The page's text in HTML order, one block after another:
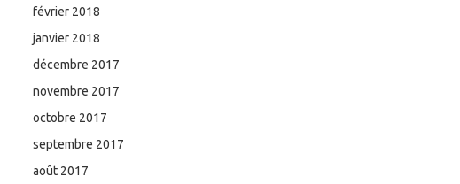
février 2018
janvier 2018
décembre 2017
novembre 2017
octobre 2017
septembre 2017
août 2017